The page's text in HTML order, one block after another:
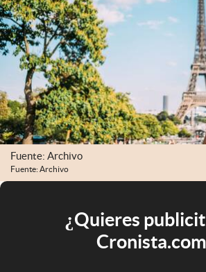
Fuente: Archivo
Fuente: Archivo
¿Quieres